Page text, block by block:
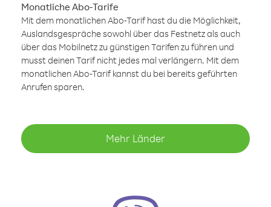
Monatliche Abo-Tarife
Mit dem monatlichen Abo-Tarif hast du die Möglichkeit,
Auslandsgespräche sowohl über das Festnetz als auch
über das Mobilnetz zu günstigen Tarifen zu führen und
musst deinen Tarif nicht jedes mal verlängern. Mit dem
monatlichen Abo-Tarif kannst du bei bereits geführten
Anrufen sparen.
Mehr Länder